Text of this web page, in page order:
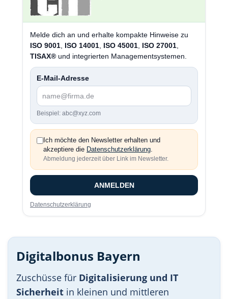
Melde dich an und erhalte kompakte Hinweise zu
ISO 9001 ISO 14001 ISO 45001 ISO 27001
TISAX® und integrierten Managementsystemen.
E-Mail-Adresse
Beispiel: abc@xyz.com
Ich möchte den Newsletter erhalten und
akzeptiere die Datenschutzerklärung.
Abmeldung jederzeit über Link im Newsletter.
ANMELDEN
Datenschutzerklärung
Digitalbonus Bayern
Zuschüsse für Digitalisierung und IT
Sicherheit in kleinen und mittleren